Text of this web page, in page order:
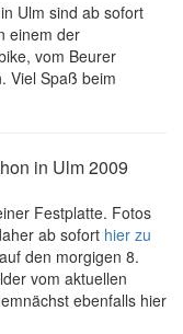
Ulm sind ab sofort
einem der
vom Beurer
Viel Spaß beim
in Ulm 2009
Festplatte. Fotos
ab sofort hier zu
den morgigen 8.
vom aktuellen
ebenfalls hier